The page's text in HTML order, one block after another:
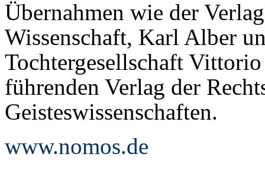
Übernahmen wie der
Wissenschaft, Karl Alber
Tochtergesellschaft
führenden Verlag der
Geisteswissenschaften.
www.nomos.de